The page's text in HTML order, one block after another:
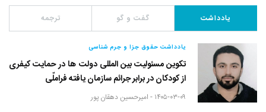
یادداشت گفت و گو ترجمه
یادداشت حقوق جزا و جرم شناسی
تکوین مسئولیت بین المللی دولت ها در حمایت کیفری
از کودکان در برابر جرائم سازمان یافته فراملّی
۱۴۰۵-۰۳-۰۹ - امیرحسین دهقان پور